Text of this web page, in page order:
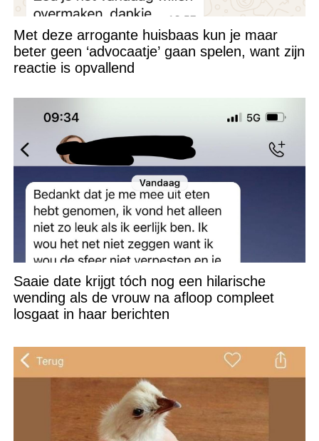
Met deze arrogante huisbaas kun je maar
beter geen ‘advocaatje’ gaan spelen, want zijn
reactie is opvallend
Saaie date krijgt tóch nog een hilarische
wending als de vrouw na afloop compleet
losgaat in haar berichten